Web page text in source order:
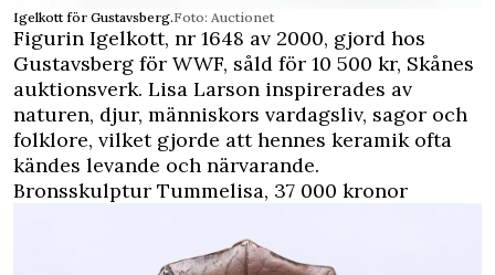
Igelkott för Gustavsberg.Foto: Auctionet
Figurin Igelkott, nr 1648 av 2000, gjord hos
Gustavsberg för WWF, såld för 10 500 kr, Skånes
auktionsverk. Lisa Larson inspirerades av
naturen, djur, människors vardagsliv, sagor och
folklore, vilket gjorde att hennes keramik ofta
kändes levande och närvarande.
Bronsskulptur Tummelisa, 37 000 kronor